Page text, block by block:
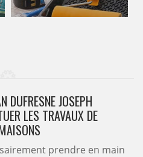
DUFRESNE JOSEPH
LES TRAVAUX DE
prendre en main